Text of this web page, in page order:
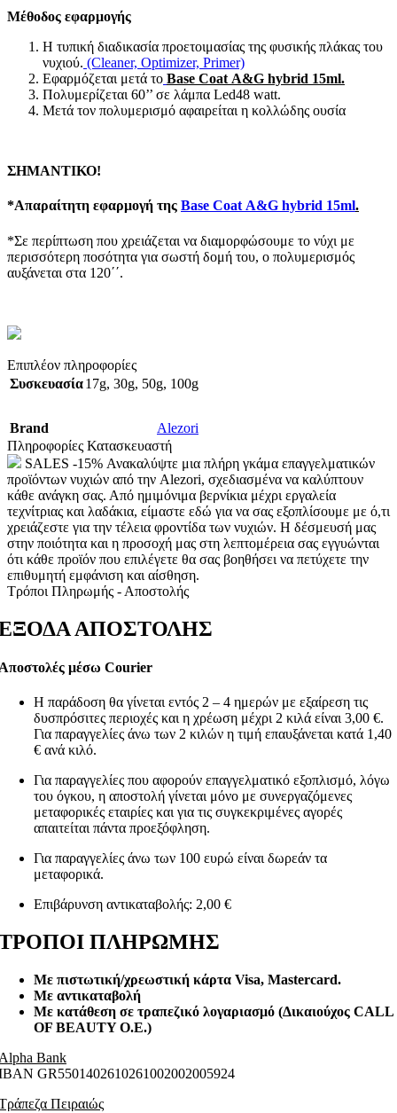
Μέθοδος εφαρμογής
Η τυπική διαδικασία προετοιμασίας της φυσικής πλάκας του
νυχιού. (Cleaner, Optimizer, Primer)
Εφαρμόζεται μετά το Base Coat A&G hybrid 15ml.
Πολυμερίζεται 60’’ σε λάμπα Led48 watt.
Μετά τον πολυμερισμό αφαιρείται η κολλώδης ουσία
ΣΗΜΑΝΤΙΚΟ!
*Aπαραίτητη εφαρμογή της Base Coat A&G hybrid 15ml.
*Σε περίπτωση που χρειάζεται να διαμορφώσουμε το νύχι με
περισσότερη ποσότητα για σωστή δομή του, ο πολυμερισμός
αυξάνεται στα 120΄΄.
Επιπλέον πληροφορίες
Συσκευασία17g, 30g, 50g, 100g
Brand
Alezori
Πληροφορίες Κατασκευαστή
SALES -15% Ανακαλύψτε μια πλήρη γκάμα επαγγελματικών
προϊόντων νυχιών από την Alezori, σχεδιασμένα να καλύπτουν
κάθε ανάγκη σας. Από ημιμόνιμα βερνίκια μέχρι εργαλεία
τεχνίτριας και λαδάκια, είμαστε εδώ για να σας εξοπλίσουμε με ό,τι
χρειάζεστε για την τέλεια φροντίδα των νυχιών. Η δέσμευσή μας
στην ποιότητα και η προσοχή μας στη λεπτομέρεια σας εγγυώνται
ότι κάθε προϊόν που επιλέγετε θα σας βοηθήσει να πετύχετε την
επιθυμητή εμφάνιση και αίσθηση.
Τρόποι Πληρωμής - Αποστολής
ΑΠΟΣΤΟΛΗΣ
μέσω Courier
Η παράδοση θα γίνεται εντός 2 – 4 ημερών με εξαίρεση τις
δυσπρόσιτες περιοχές και η χρέωση μέχρι 2 κιλά είναι 3,00 €.
Για παραγγελίες άνω των 2 κιλών η τιμή επαυξάνεται κατά 1,40
€ ανά κιλό.
Για παραγγελίες που αφορούν επαγγελματικό εξοπλισμό, λόγω
του όγκου, η αποστολή γίνεται μόνο με συνεργαζόμενες
μεταφορικές εταιρίες και για τις συγκεκριμένες αγορές
απαιτείται πάντα προεξόφληση.
Για παραγγελίες άνω των 100 ευρώ είναι δωρεάν τα
μεταφορικά.
Επιβάρυνση αντικαταβολής: 2,00 €
ΠΛΗΡΩΜΗΣ
Με πιστωτική/χρεωστική κάρτα Visa, Mastercard.
Με αντικαταβολή
Με κατάθεση σε τραπεζικό λογαριασμό (Δικαιούχος CALL
OF BEAUTY O.E.)
Bank
GR5501402610261002002005924
Πειραιώς